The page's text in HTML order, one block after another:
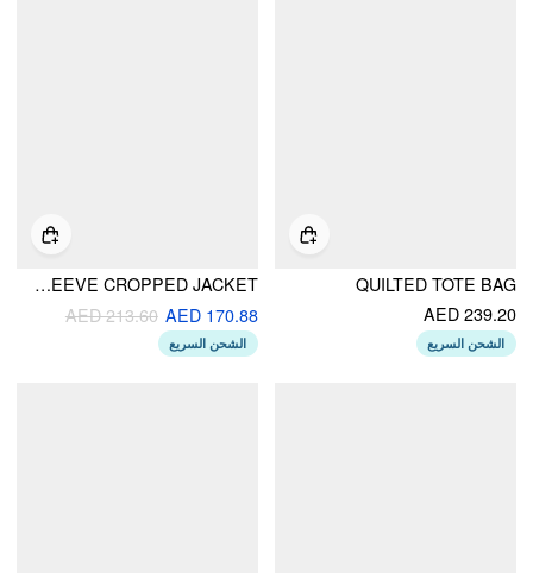
QUILTED TOTE BAG
AED 239.20
الشحن السريع
FLEECE COLLAR POCKET LONG SLEEVE CROPPED JACKET
AED 170.88
AED 213.60
الشحن السريع